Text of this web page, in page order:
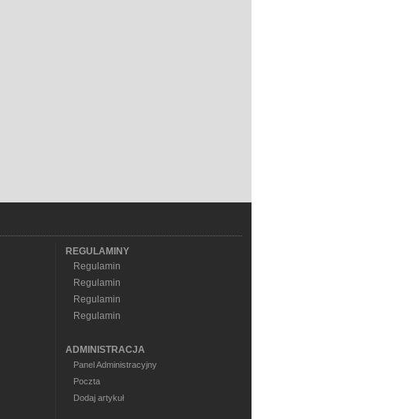
REGULAMINY
Regulamin
Regulamin
Regulamin
Regulamin
ADMINISTRACJA
Panel Administracyjny
Poczta
Dodaj artykuł